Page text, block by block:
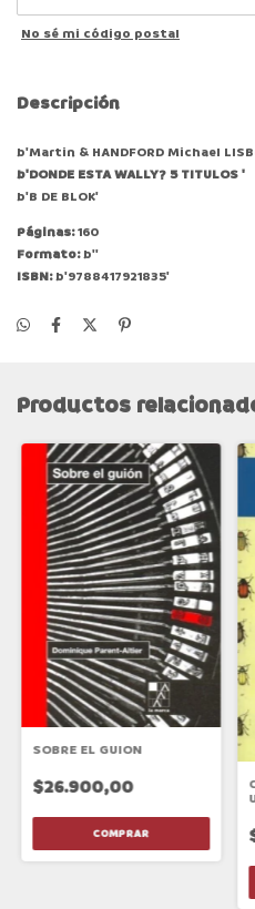
No sé mi código postal
Descripción
b'Martin & HANDFORD Michael
b'DONDE ESTA WALLY? 5 TITULOS '
b'B DE BLOK'
Páginas:160
Formato:b''
ISBN:b'9788417921835'
Productos
SOBRE EL GUION
$26.900,00